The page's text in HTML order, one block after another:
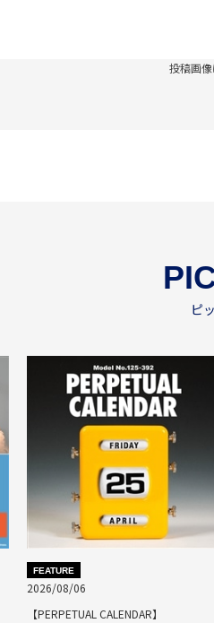
投稿画像
ピ
FEATURE
2026/08/06
【PERPETUAL CALENDAR】